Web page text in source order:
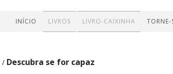
INÍCIO LIVROS LIVRO-CAIXINHA
/ Descubra se for capaz